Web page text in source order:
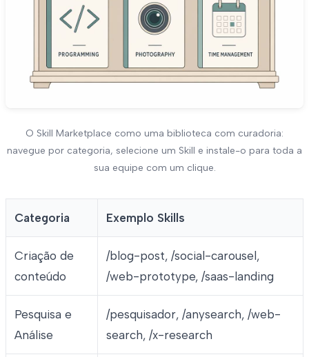
O Skill Marketplace como uma biblioteca com curadoria:
navegue por categoria, selecione um Skill e instale-o para toda a
sua equipe com um clique.
Categoria Exemplo Skills
Criação de
conteúdo
/blog-post, /social-carousel,
/web-prototype, /saas-landing
Pesquisa e
Análise
/pesquisador, /anysearch, /web-
search, /x-research